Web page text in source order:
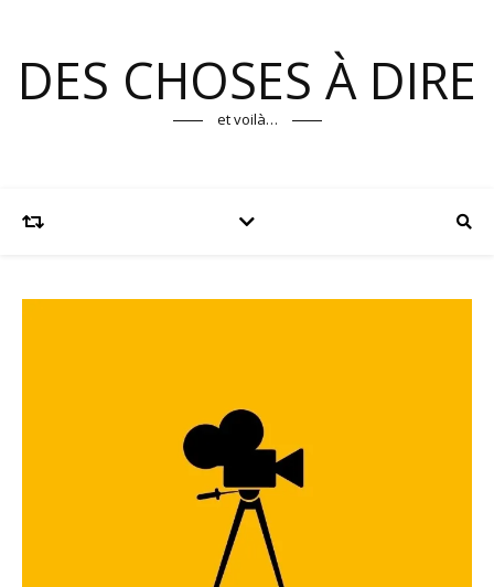
DES CHOSES À DIRE
et voilà…